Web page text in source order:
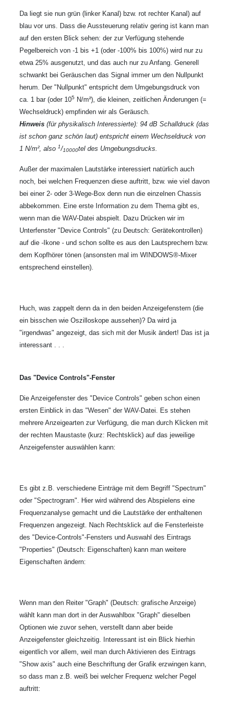
Da liegt sie nun grün (linker Kanal) bzw. rot rechter Kanal) auf
blau vor uns. Dass die Aussteuerung relativ gering ist kann man
auf den ersten Blick sehen: der zur Verfügung stehende
Pegelbereich von -1 bis +1 (oder -100% bis 100%) wird nur zu
etwa 25% ausgenutzt, und das auch nur zu Anfang. Generell
schwankt bei Geräuschen das Signal immer um den Nullpunkt
herum. Der "Nullpunkt" entspricht dem Umgebungsdruck von
ca. 1 bar (oder 105
N/m²), die kleinen, zeitlichen Änderungen (=
Wechseldruck) empfinden wir als Geräusch.
Hinweis (für physikalisch Interessierte): 94 dB Schalldruck (das
ist schon ganz schön laut) entspricht einem Wechseldruck von
1 N/m², also 1/10000tel des Umgebungsdrucks.
Außer der maximalen Lautstärke interessiert natürlich auch
noch, bei welchen Frequenzen diese auftritt, bzw. wie viel davon
bei einer 2- oder 3-Wege-Box denn nun die einzelnen Chassis
abbekommen. Eine erste Information zu dem Thema gibt es,
wenn man die WAV-Datei abspielt. Dazu Drücken wir im
Unterfenster "Device Controls" (zu Deutsch: Gerätekontrollen)
auf die -Ikone - und schon sollte es aus den Lautsprechern bzw.
dem Kopfhörer tönen (ansonsten mal im WINDOWS®-Mixer
entsprechend einstellen).
Huch, was zappelt denn da in den beiden Anzeigefenstern (die
ein bisschen wie Oszilloskope aussehen)? Da wird ja
"irgendwas" angezeigt, das sich mit der Musik ändert! Das ist ja
interessant . . .
Das "Device Controls"-Fenster
Die Anzeigefenster des "Device Controls" geben schon einen
ersten Einblick in das "Wesen" der WAV-Datei. Es stehen
mehrere Anzeigearten zur Verfügung, die man durch Klicken mit
der rechten Maustaste (kurz: Rechtsklick) auf das jeweilige
Anzeigefenster auswählen kann:
Es gibt z.B. verschiedene Einträge mit dem Begriff "Spectrum"
oder "Spectrogram". Hier wird während des Abspielens eine
Frequenzanalyse gemacht und die Lautstärke der enthaltenen
Frequenzen angezeigt. Nach Rechtsklick auf die Fensterleiste
des "Device-Controls"-Fensters und Auswahl des Eintrags
"Properties" (Deutsch: Eigenschaften) kann man weitere
Eigenschaften ändern:
Wenn man den Reiter "Graph" (Deutsch: grafische Anzeige)
wählt kann man dort in der Auswahlbox "Graph" dieselben
Optionen wie zuvor sehen, verstellt dann aber beide
Anzeigefenster gleichzeitig. Interessant ist ein Blick hierhin
eigentlich vor allem, weil man durch Aktivieren des Eintrags
"Show axis" auch eine Beschriftung der Grafik erzwingen kann,
so dass man z.B. weiß bei welcher Frequenz welcher Pegel
auftritt: